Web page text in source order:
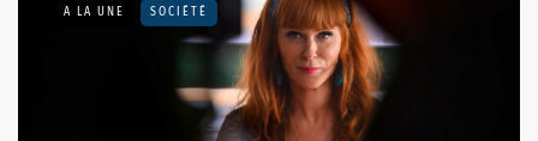
A LA UNE SOCIÉTÉ